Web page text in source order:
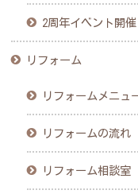
2周年イベント開催
リフォーム
リフォームメニュ
リフォームの流れ
リフォーム相談室